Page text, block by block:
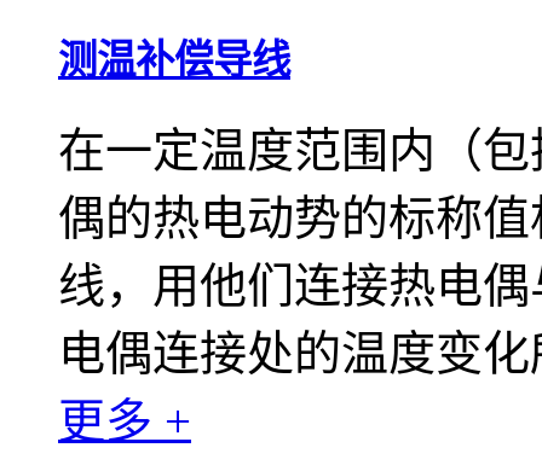
测温补偿导线
在一定温度范围内（
偶的热电动势的标称
线，用他们连接热电
电偶连接处的温度变
更多 +